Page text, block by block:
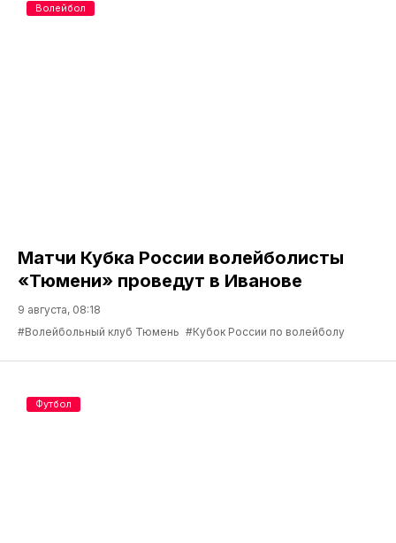
Матчи Кубка России волейболисты
«Тюмени» проведут в Иванове
9 августа, 08:18
#Волейбольный клуб Тюмень #Кубок России по волейболу
Волейбол
Футбол